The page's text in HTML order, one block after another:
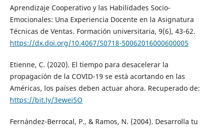
Aprendizaje Cooperativo y las Habilidades Socio-
Emocionales: Una Experiencia Docente en la Asignatura
Técnicas de Ventas. Formación universitaria, 9(6), 43-62.
https://dx.doi.org/10.4067/S0718-50062016000600005
Etienne, C. (2020). El tiempo para desacelerar la
propagación de la COVID-19 se está acortando en las
Américas, los países deben actuar ahora. Recuperado de:
https://bit.ly/3ewei5O
Fernández-Berrocal, P., & Ramos, N. (2004). Desarrolla tu